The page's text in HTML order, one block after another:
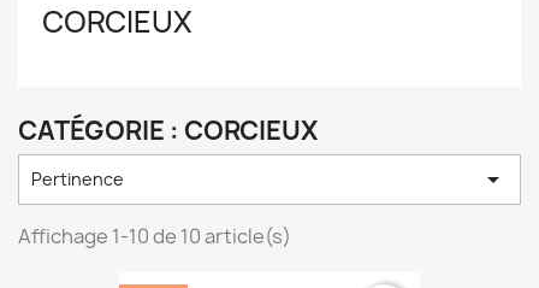
CORCIEUX
CATÉGORIE : CORCIEUX
Pertinence 
Affichage 1-10 de 10 article(s)